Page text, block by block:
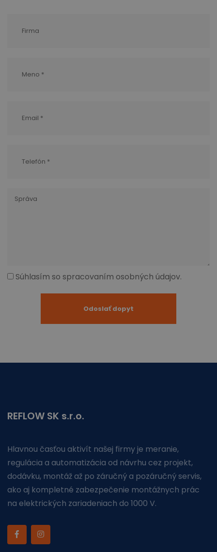
Súhlasím so spracovaním osobných údajov.
REFLOW SK s.r.o.
Hlavnou časťou aktivít našej firmy je meranie,
regulácia a automatizácia od návrhu cez projekt,
dodávku, montáž až po záručný a pozáručný servis,
ako aj kompletné zabezpečenie montážnych prác
na elektrických zariadeniach do 1000 V.